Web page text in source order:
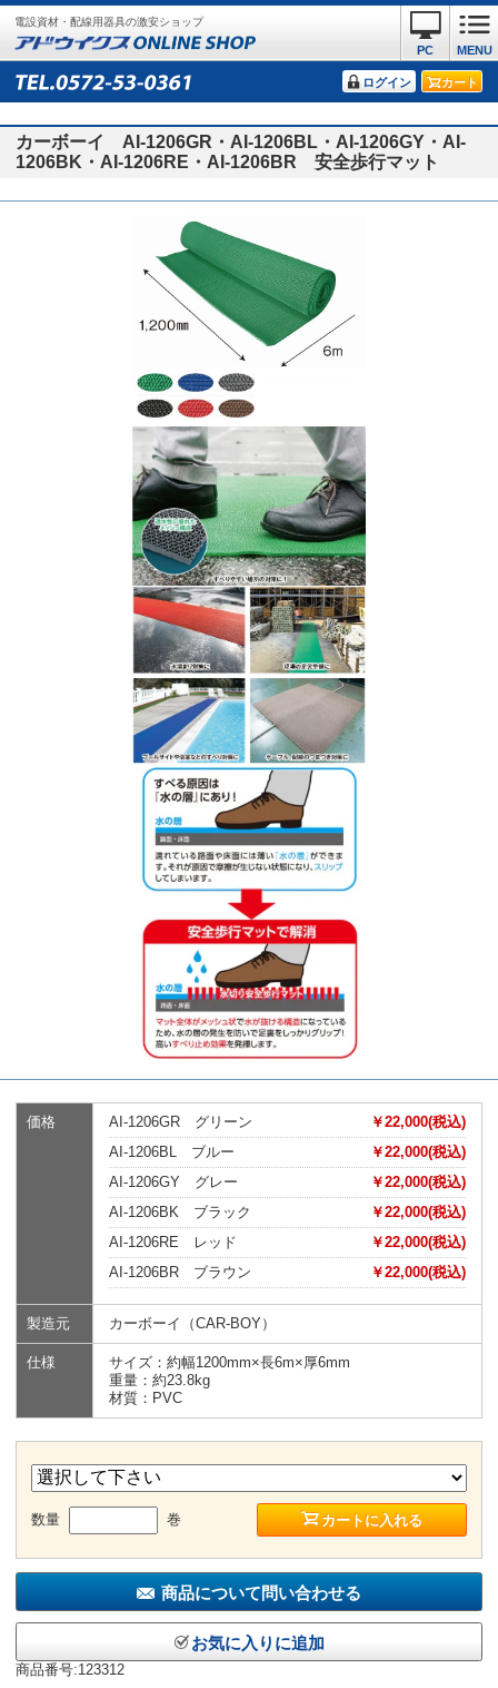
電設資材・配線用器具の激安ショップ
MENU
PC
ログイン カート
カーボーイ AI-1206GR・AI-1206BL・AI-1206GY・AI-
1206BK・AI-1206RE・AI-1206BR 安全歩行マット
価格 ￥22,000(税込)
AI-1206GR グリーン
￥22,000(税込)
AI-1206BL ブルー
￥22,000(税込)
AI-1206GY グレー
￥22,000(税込)
AI-1206BK ブラック
￥22,000(税込)
AI-1206RE レッド
￥22,000(税込)
AI-1206BR ブラウン
製造元 カーボーイ（CAR-BOY）
仕様
サイズ：約幅1200mm×長6m×厚6mm
重量：約23.8kg
材質：PVC
数量 巻 カートに入れる
商品について問い合わせる
お気に入りに追加
商品番号:123312